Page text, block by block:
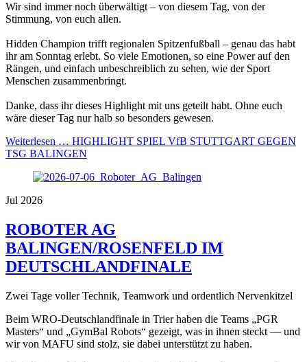
Wir sind immer noch überwältigt – von diesem Tag, von der
Stimmung, von euch allen.
Hidden Champion trifft regionalen Spitzenfußball – genau das habt
ihr am Sonntag erlebt. So viele Emotionen, so eine Power auf den
Rängen, und einfach unbeschreiblich zu sehen, wie der Sport
Menschen zusammenbringt.
Danke, dass ihr dieses Highlight mit uns geteilt habt. Ohne euch
wäre dieser Tag nur halb so besonders gewesen.
Weiterlesen … HIGHLIGHT SPIEL VfB STUTTGART GEGEN
TSG BALINGEN
Jul 2026
ROBOTER AG
BALINGEN/ROSENFELD IM
DEUTSCHLANDFINALE
Zwei Tage voller Technik, Teamwork und ordentlich Nervenkitzel
Beim WRO-Deutschlandfinale in Trier haben die Teams „PGR
Masters“ und „GymBal Robots“ gezeigt, was in ihnen steckt — und
wir von MAFU sind stolz, sie dabei unterstützt zu haben.